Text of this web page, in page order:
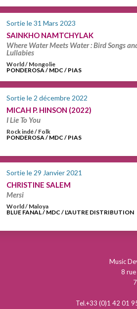
Sortie le 31 Mars 2023
SAINKHO NAMTCHYLAK
Where Water Meets Water : Bird Songs
Lullabies
World / Mongolie
PONDEROSA / MDC / PIAS
Sortie le 2 décembre 2022
MICAH P. HINSON (2022)
I Lie To You
Rock indé / Folk
PONDEROSA / MDC / PIAS
Sortie le 29 Janvier 2021
CHRISTINE SALEM
Mersi
World / Maloya
BLUE FANAL / MDC / L'AUTRE DISTRIBUTION
Music
8
Tel.+33 (0)1 42 01